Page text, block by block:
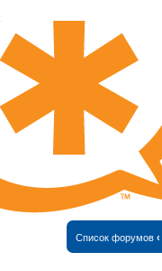
Список форумов ‹